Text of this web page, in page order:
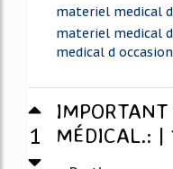
materiel medical
materiel medical
medical d occasion
1
MÉDICAL.: